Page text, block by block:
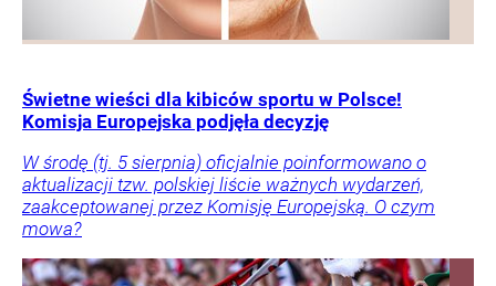
Świetne wieści dla kibiców sportu w Polsce!
Komisja Europejska podjęła decyzję
W środę (tj. 5 sierpnia) oficjalnie poinformowano o
aktualizacji tzw. polskiej liście ważnych wydarzeń,
zaakceptowanej przez Komisję Europejską. O czym
mowa?